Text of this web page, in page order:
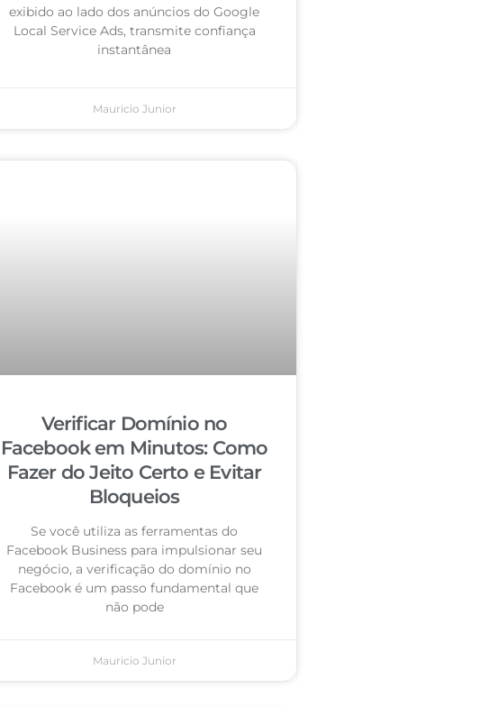
exibido ao lado dos anúncios do Google
Local Service Ads, transmite confiança
instantânea
Mauricio Junior
Verificar Domínio no
Facebook em Minutos: Como
Fazer do Jeito Certo e Evitar
Bloqueios
Se você utiliza as ferramentas do
Facebook Business para impulsionar seu
negócio, a verificação do domínio no
Facebook é um passo fundamental que
não pode
Mauricio Junior